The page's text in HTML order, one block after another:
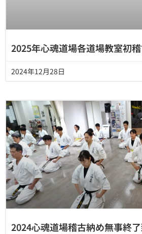
2025年心魂道場各道場教室初
2024年12月28日
2024心魂道場稽古納め無事終